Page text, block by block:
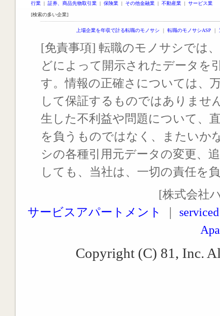
行業 | 証券、商品先物取引業 | 保険業 | その他金融業 | 不動産業 | サービス業
[検索の多い企業]
上場企業を年収で計る転職のモノサシ ｜ 転職のモノサシASP ｜
[免責事項] 転職のモノサシでは
どによって開示されたデータを
す。情報の正確さについては、
して保証するものではありませ
生した不利益や問題について、
を負うものではなく、またいか
シの各種引用元データの変更、
しても、当社は、一切の責任を
[株式会社
サービスアパートメント
Copyright (C) 81, Inc.